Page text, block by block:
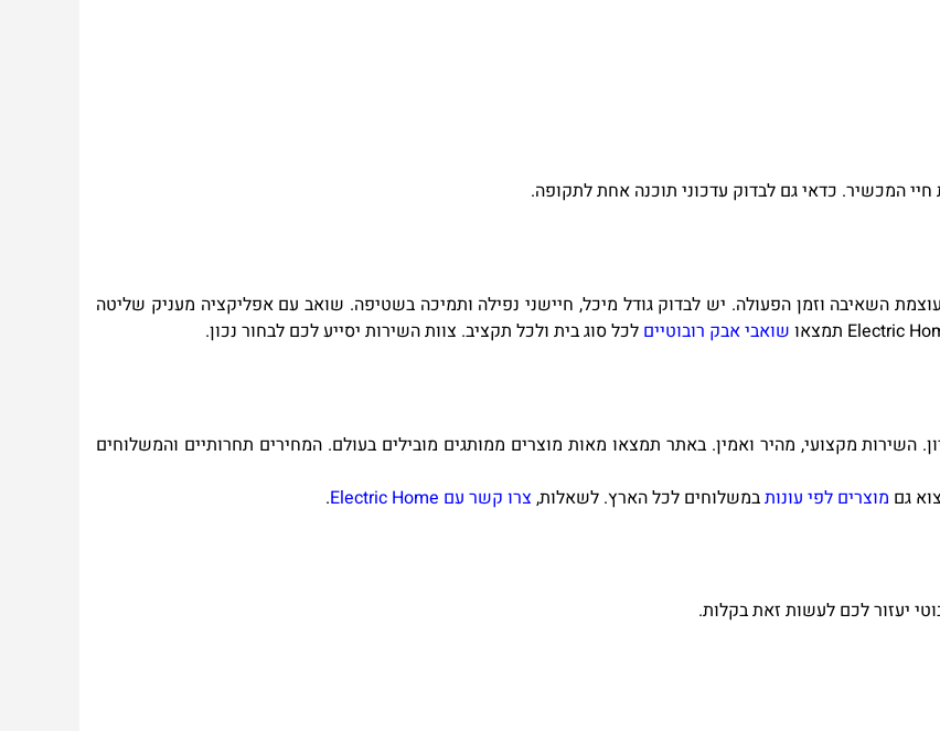
חיי המכשיר. כדאי גם לבדוק עדכוני תוכנה אחת לתקופה.
השאיבה וזמן הפעולה. יש לבדוק גודל מיכל, חיישני נפילה ותמיכה בשטיפה. שואב עם אפליקציה מעניק שליטה
תמצאו שואבי אבק רובוטיים לכל סוג בית ולכל תקציב. צוות השירות יסייע לכם לבחור נכון.
בנתניה עם מעל 20 שנות ניסיון. השירות מקצועי, מהיר ואמין. באתר תמצאו מאות מוצרים ממותגים מובילים בעולם. המחירים תחרותיים והמשלוחים
גם מוצרים לפי עונותבמשלוחים לכל הארץ. לשאלות, צרו קשר עם Electric Home
.
יעזור לכם לעשות זאת בקלות.